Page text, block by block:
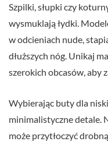
Szpilki, słupki czy
wysmuklają łydki.
w odcieniach nude,
dłuższych nóg. Unikaj
szerokich obcasów, aby
Wybierając buty dla
minimalistyczne detale.
może przytłoczyć